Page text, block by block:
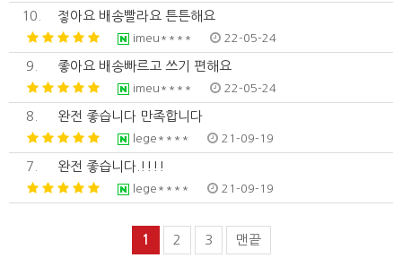
10. 젛아요 배송빨라요 튼튼해요
imeu**** 22-05-24
9. 좋아요 배송빠르고 쓰기 편해요
imeu**** 22-05-24
8. 완전 좋습니다 만족합니다
lege**** 21-09-19
7. 완전 좋습니다.!!!!
lege**** 21-09-19
1 2 3 맨끝